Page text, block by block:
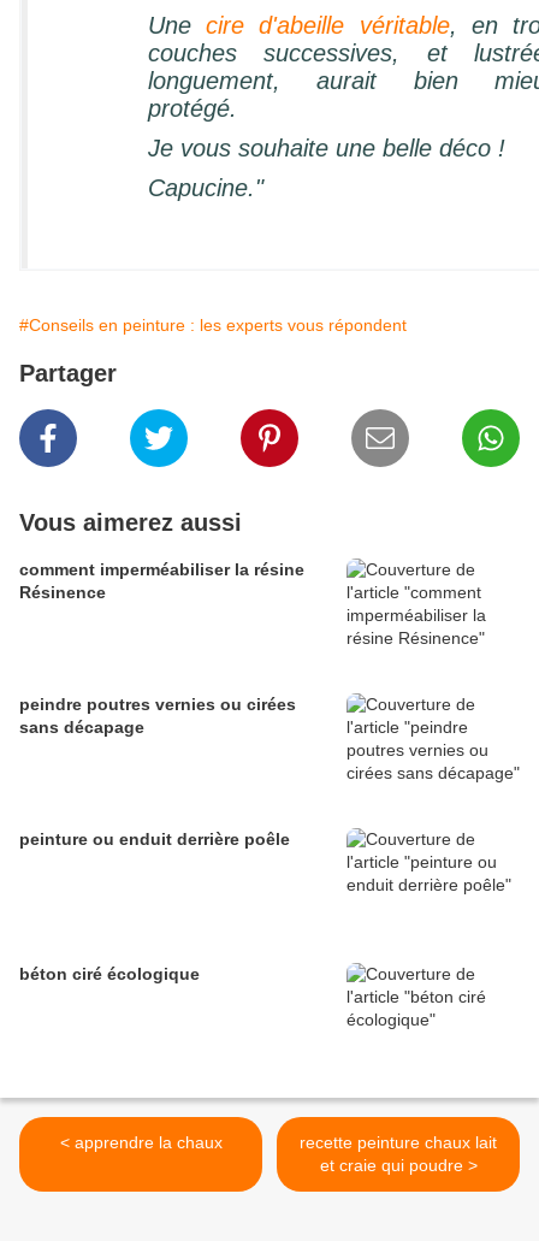
Unecire d'abeille véritable, en
couches successives, et
longuement, aurait bien
protégé.
Je vous souhaite une belle déco !
Capucine."
#Conseils en peinture : les experts vous répondent
Partager
Vous aimerez aussi
comment imperméabiliser la résine
Résinence
peindre poutres vernies ou cirées
sans décapage
peinture ou enduit derrière poêle
béton ciré écologique
< apprendre la chaux
recette peinture chaux lait
et craie qui poudre >